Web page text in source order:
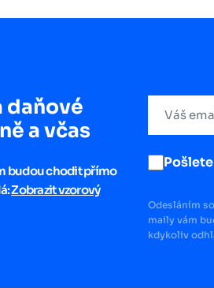
daňové
a včas
budou chodit přímo
Zobrazit vzorový
Odesláním
maily vám
kdykoliv